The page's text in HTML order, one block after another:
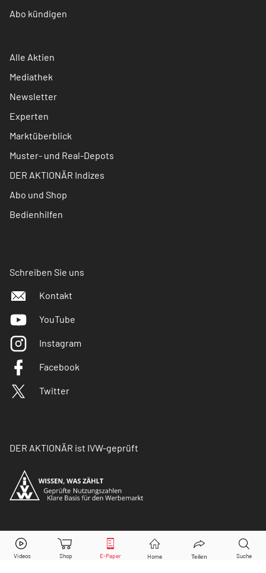
Abo kündigen
Alle Aktien
Mediathek
Newsletter
Experten
Marktüberblick
Muster- und Real-Depots
DER AKTIONÄR Indizes
Abo und Shop
Bedienhilfen
Schreiben Sie uns
Kontakt
YouTube
Instagram
Facebook
Twitter
DER AKTIONÄR ist IVW-geprüft
© Copyright 2026 Börsenmedien AG. Alle Rechte